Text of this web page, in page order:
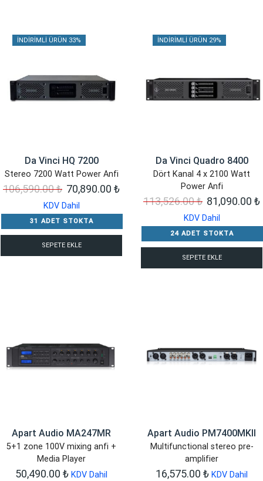
İNDIRIMLI ÜRÜN 33%
Da Vinci HQ 7200
Stereo 7200 Watt Power Anfi
106,590.00₺ Orijinal
fiyat:
106,590.00 ₺.
70,890.00 ₺Şu
andaki
70,890.00 ₺.
KDV Dahil
31 ADET STOKTA
SEPETE EKLE
İNDIRIMLI ÜRÜN 29%
Da Vinci Quadro 8400
Dört Kanal 4 x 2100 Watt
Power Anfi
113,526.00₺ Orijinal
fiyat:
113,526.00
81,090.00 ₺
KDV Dahil
24 ADET STOKTA
SEPETE EKLE
Apart Audio MA247MR
5+1 zone 100V mixing anfi +
Media Player
50,490.00 ₺ KDV Dahil
Apart Audio PM7400MKII
Multifunctional stereo pre-
amplifier
16,575.00 ₺ KDV Dahil